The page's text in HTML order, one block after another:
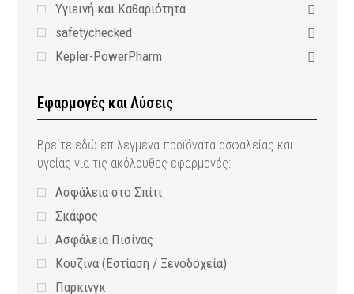
Υγιεινή και Καθαριότητα
safetychecked
Kepler-PowerPharm
Εφαρμογές και Λύσεις
Βρείτε εδώ επιλεγμένα προϊόνατα ασφαλείας και
υγείας για τις ακόλουθες εφαρμογές:
Ασφάλεια στο Σπίτι
Σκάφος
Ασφάλεια Πισίνας
Κουζίνα (Εστίαση / Ξενοδοχεία)
Παρκινγκ